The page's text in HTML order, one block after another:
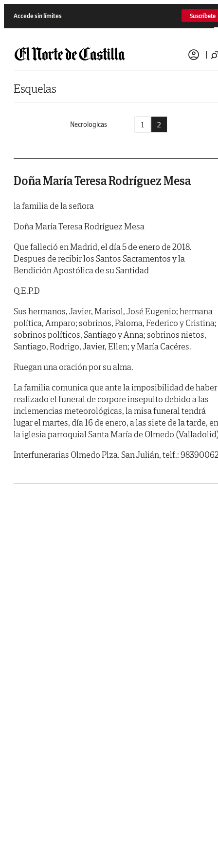
Accede sin límites Suscríbete
Esquelas
Necrologicas 1 2
Doña María Teresa Rodríguez Mesa
la familia de la señora
Doña María Teresa Rodríguez Mesa
Que falleció en Madrid, el día 5 de enero de 2018.
Despues de recibir los Santos Sacramentos y la
Bendición Apostólica de su Santidad
Q.E.P.D
Sus hermanos, Javier, Marisol, José Eugenio; hermana
política, Amparo; sobrinos, Paloma, Federico y Cristina;
sobrinos políticos, Santiago y Anna; sobrinos nietos,
Santiago, Rodrigo, Javier, Ellen; y María Cacéres.
Ruegan una oración por su alma.
La familia comunica que ante la imposibilidad de haber
realizado el funeral de corpore insepulto debido a las
inclemencias meteorológicas, la misa funeral tendrá
lugar el martes, día 16 de enero, a las siete de la tarde, en
la iglesia parroquial Santa María de Olmedo
Interfunerarias Olmedo Plza. San Julián, telf.: